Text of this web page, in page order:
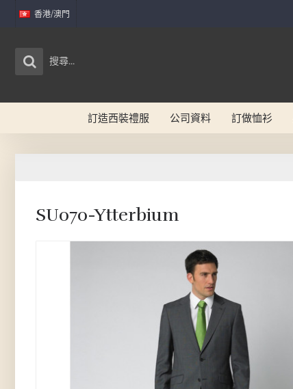
香港/澳門
訂造西裝禮服 公司資料 訂做恤衫
SU070-Ytterbium